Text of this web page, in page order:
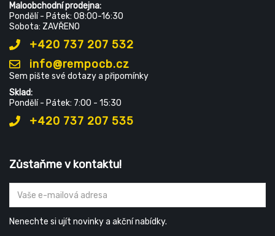
Maloobchodní prodejna:
Pondělí - Pátek: 08:00-16:30
Sobota: ZAVŘENO
+420 737 207 532
info@rempocb.cz
Sem pište své dotazy a připomínky
Sklad:
Pondělí - Pátek: 7:00 - 15:30
+420 737 207 535
Zůstaňme v kontaktu!
Nenechte si ujít novinky a akční nabídky.